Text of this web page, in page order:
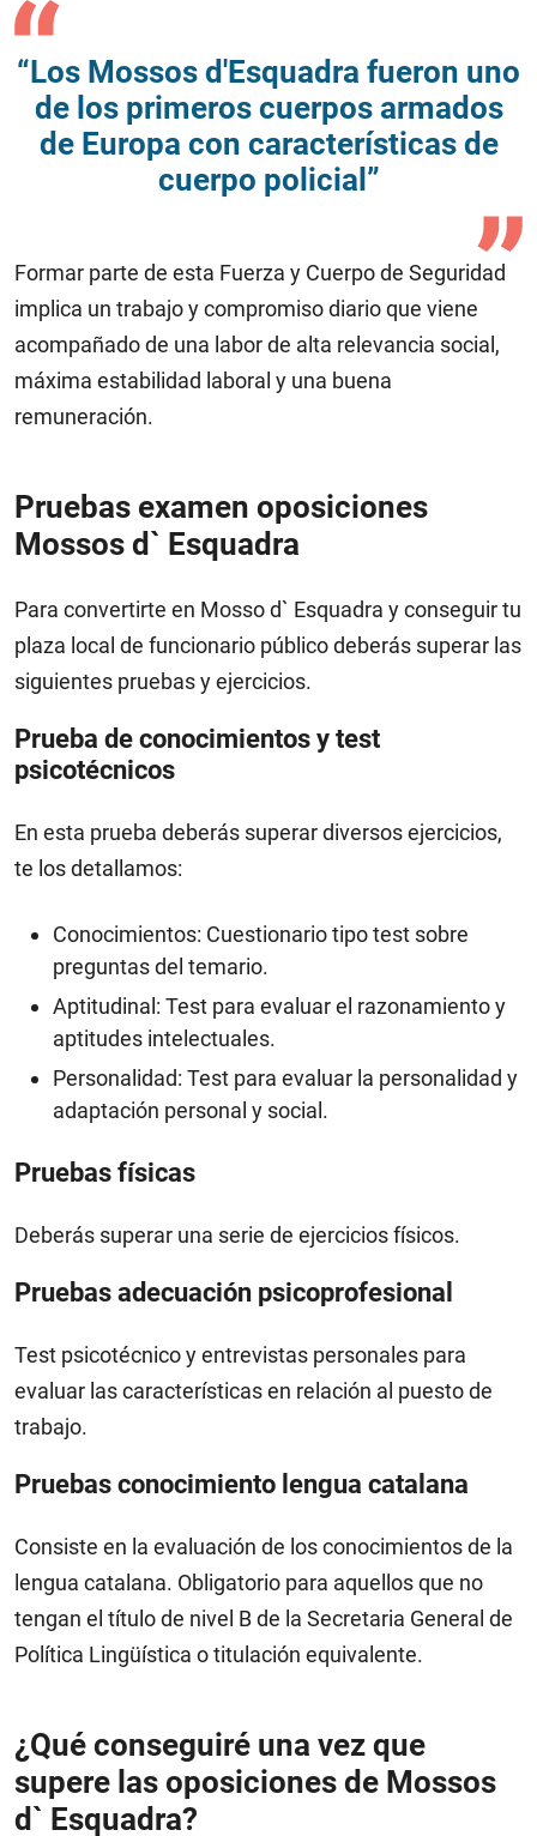
“Los Mossos d'Esquadra fueron uno
de los primeros cuerpos armados
de Europa con características de
cuerpo policial”
Formar parte de esta Fuerza y Cuerpo de Seguridad
implica un trabajo y compromiso diario que viene
acompañado de una labor de alta relevancia social,
máxima estabilidad laboral y una buena
remuneración.
Pruebas examen oposiciones
Mossos d` Esquadra
Para convertirte en Mosso d` Esquadra y conseguir tu
plaza local de funcionario público deberás superar las
siguientes pruebas y ejercicios.
Prueba de conocimientos y test
psicotécnicos
En esta prueba deberás superar diversos ejercicios,
te los detallamos:
Conocimientos: Cuestionario tipo test sobre
preguntas del temario.
Aptitudinal: Test para evaluar el razonamiento y
aptitudes intelectuales.
Personalidad: Test para evaluar la personalidad y
adaptación personal y social.
Pruebas físicas
Deberás superar una serie de ejercicios físicos.
Pruebas adecuación psicoprofesional
Test psicotécnico y entrevistas personales para
evaluar las características en relación al puesto de
trabajo.
Pruebas conocimiento lengua catalana
Consiste en la evaluación de los conocimientos de la
lengua catalana. Obligatorio para aquellos que no
tengan el título de nivel B de la Secretaria General de
Política Lingüística o titulación equivalente.
¿Qué conseguiré una vez que
supere las oposiciones de Mossos
d` Esquadra?